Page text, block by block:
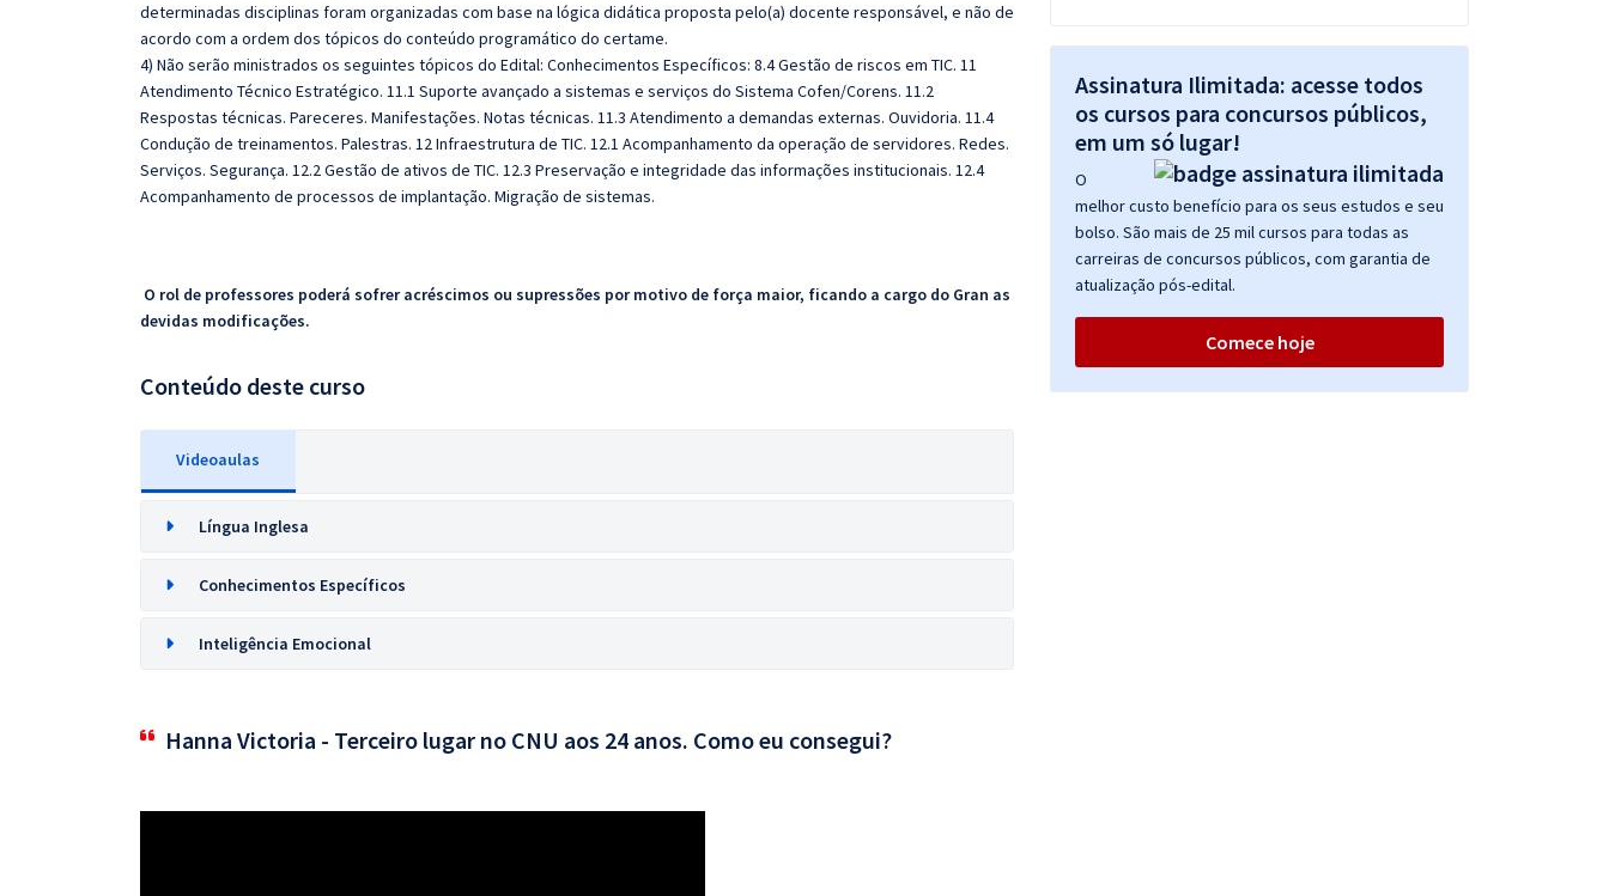
determinadas disciplinas foram organizadas com base na lógica didática proposta pelo(a) docente responsável, e não de
acordo com a ordem dos tópicos do conteúdo programático do certame.
4) Não serão ministrados os seguintes tópicos do Edital: Conhecimentos Específicos: 8.4 Gestão de riscos em TIC. 11
Atendimento Técnico Estratégico. 11.1 Suporte avançado a sistemas e serviços do Sistema Cofen/Corens. 11.2
Respostas técnicas. Pareceres. Manifestações. Notas técnicas. 11.3 Atendimento a demandas externas. Ouvidoria. 11.4
Condução de treinamentos. Palestras. 12 Infraestrutura de TIC. 12.1 Acompanhamento da operação de servidores. Redes.
Serviços. Segurança. 12.2 Gestão de ativos de TIC. 12.3 Preservação e integridade das informações institucionais. 12.4
Acompanhamento de processos de implantação. Migração de sistemas.
O rol de professores poderá sofrer acréscimos ou supressões por motivo de força maior, ficando a cargo do Gran as
devidas modificações.
Conteúdo deste curso
Videoaulas
Língua Inglesa
Conhecimentos Específicos
Inteligência Emocional
Hanna Victoria - Terceiro lugar no CNU aos 24 anos. Como eu consegui?
Assinatura Ilimitada: acesse todos
os cursos para concursos públicos,
em um só lugar!
O
melhor custo benefício para os seus estudos e seu
bolso. São mais de 25 mil cursos para todas as
carreiras de concursos públicos, com garantia de
atualização pós-edital.
Comece hoje